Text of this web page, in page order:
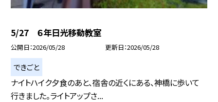
5/27 ６年日光移動教室
公開日 2026/05/28 更新日 2026/05/28
できごと
ナイトハイク夕食のあと、宿舎の近くにある、神橋に歩いて
行きました。ライトアップさ...